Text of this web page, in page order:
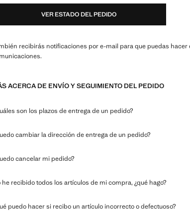
VER ESTADO DEL PEDIDO
recibirás notificaciones por e-mail para que puedas
ACERCA DE ENVÍO Y SEGUIMIENTO DEL PEDIDO
son los plazos de entrega de un pedido?
cambiar la dirección de entrega de un pedido?
cancelar mi pedido?
he recibido todos los artículos de mi compra, ¿qué hago?
puedo hacer si recibo un artículo incorrecto o defectuoso?